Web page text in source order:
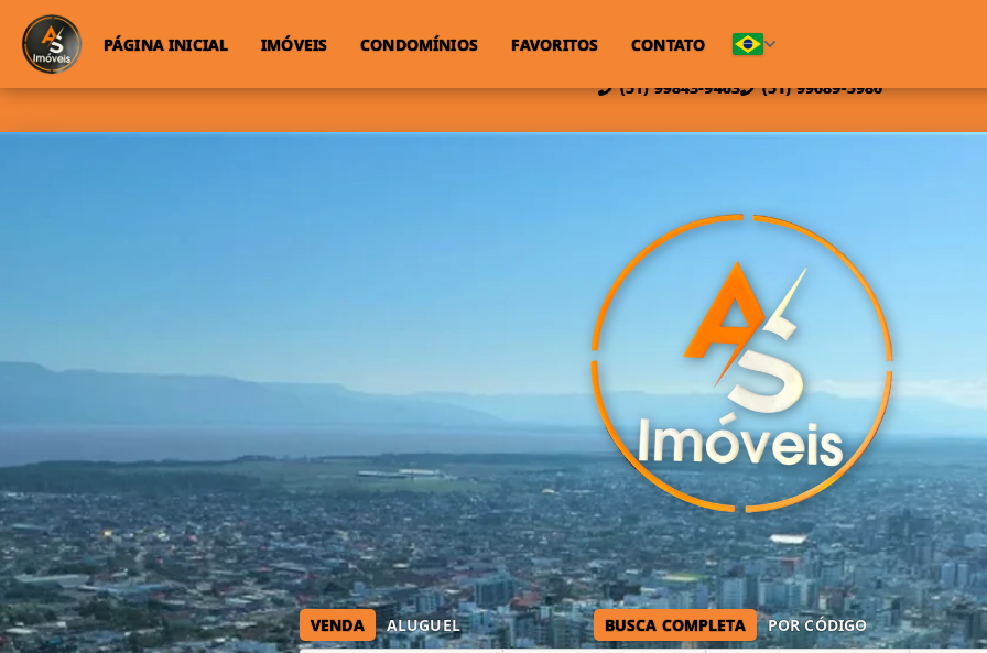
(51) 99843-9463 (51) 99689-5986
PÁGINA INICIAL IMÓVEIS CONDOMÍNIOS FAVORITOS CONTATO
VENDA ALUGUEL BUSCA COMPLETA POR CÓDIGO